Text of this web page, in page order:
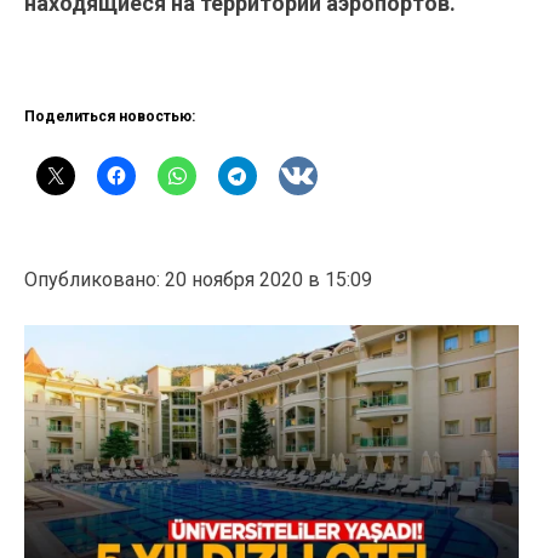
Поделиться новостью:
Опубликовано: 20 ноября 2020 в 15:09